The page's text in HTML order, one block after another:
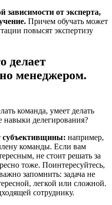
от эксперта,
Причем обучать может
повысят экспертизу
делает
менеджером.
команда, умеет делать
навыки делегирования?
субъективщины: например,
команды. Если вам
не стоит решать за
тоже. Поинтересуйтесь,
запомнить: задача не
легкой или сложной.
сотруднику.